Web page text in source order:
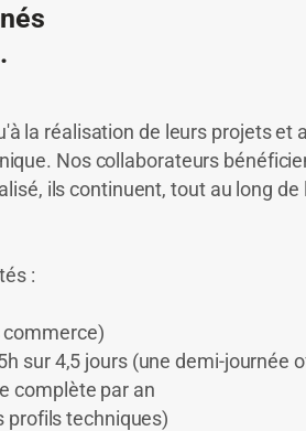
la réalisation de leurs projets et
Nos collaborateurs
ils continuent, tout au long
:
commerce)
sur 4,5 jours (une demi-journée
complète par an
profils techniques)